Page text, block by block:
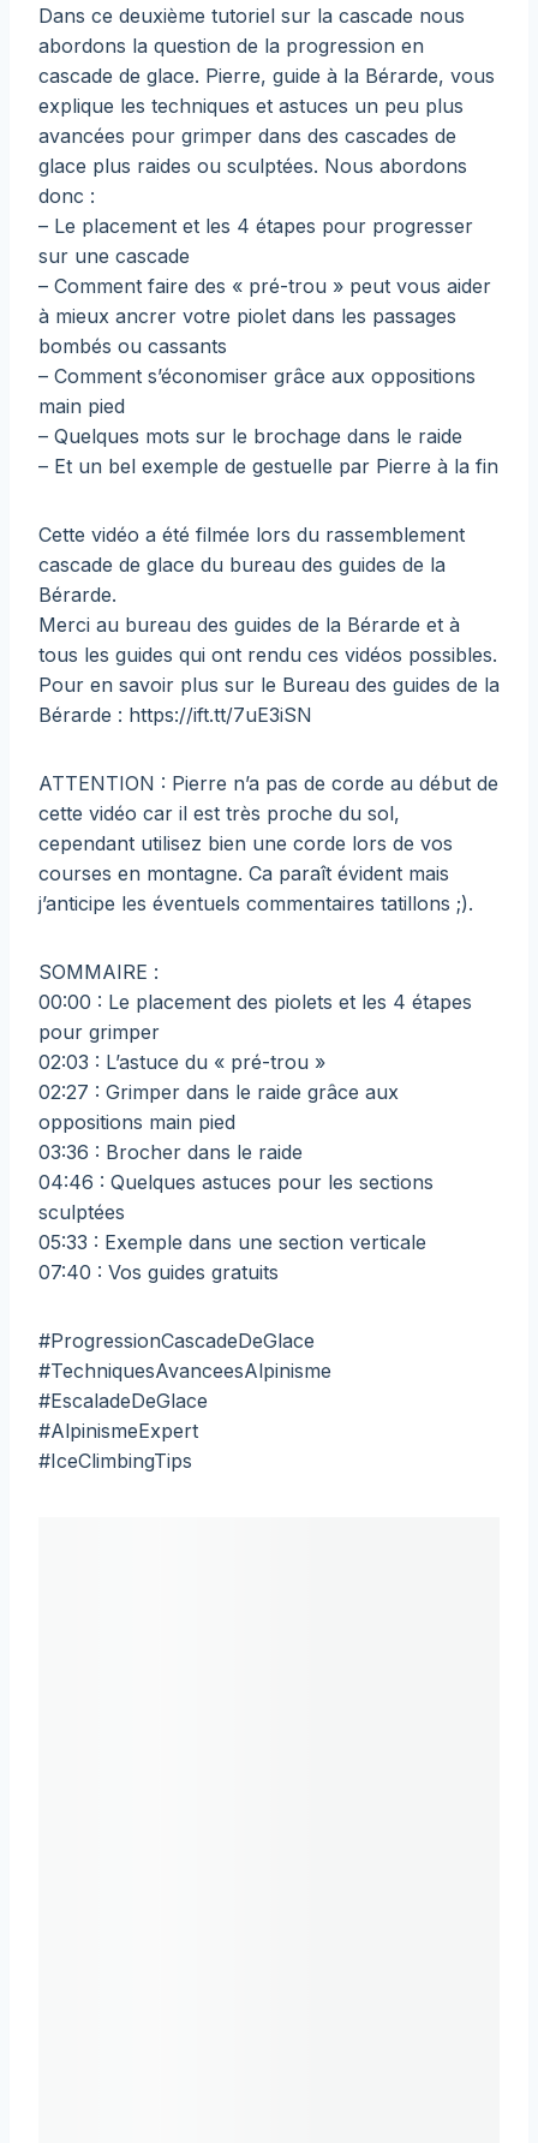
Dans ce deuxième tutoriel sur la cascade nous
abordons la question de la progression en
cascade de glace. Pierre, guide à la Bérarde, vous
explique les techniques et astuces un peu plus
avancées pour grimper dans des cascades de
glace plus raides ou sculptées. Nous abordons
donc :
– Le placement et les 4 étapes pour progresser
sur une cascade
– Comment faire des « pré-trou » peut vous aider
à mieux ancrer votre piolet dans les passages
bombés ou cassants
– Comment s’économiser grâce aux oppositions
main pied
– Quelques mots sur le brochage dans le raide
– Et un bel exemple de gestuelle par Pierre à la fin
Cette vidéo a été filmée lors du rassemblement
cascade de glace du bureau des guides de la
Bérarde.
Merci au bureau des guides de la Bérarde et à
tous les guides qui ont rendu ces vidéos possibles.
Pour en savoir plus sur le Bureau des guides de la
Bérarde : https://ift.tt/7uE3iSN
ATTENTION : Pierre n’a pas de corde au début de
cette vidéo car il est très proche du sol,
cependant utilisez bien une corde lors de vos
courses en montagne. Ca paraît évident mais
j’anticipe les éventuels commentaires tatillons ;).
SOMMAIRE :
00:00 : Le placement des piolets et les 4 étapes
pour grimper
02:03 : L’astuce du « pré-trou »
02:27 : Grimper dans le raide grâce aux
oppositions main pied
03:36 : Brocher dans le raide
04:46 : Quelques astuces pour les sections
sculptées
05:33 : Exemple dans une section verticale
07:40 : Vos guides gratuits
#ProgressionCascadeDeGlace
#TechniquesAvanceesAlpinisme
#EscaladeDeGlace
#AlpinismeExpert
#IceClimbingTips